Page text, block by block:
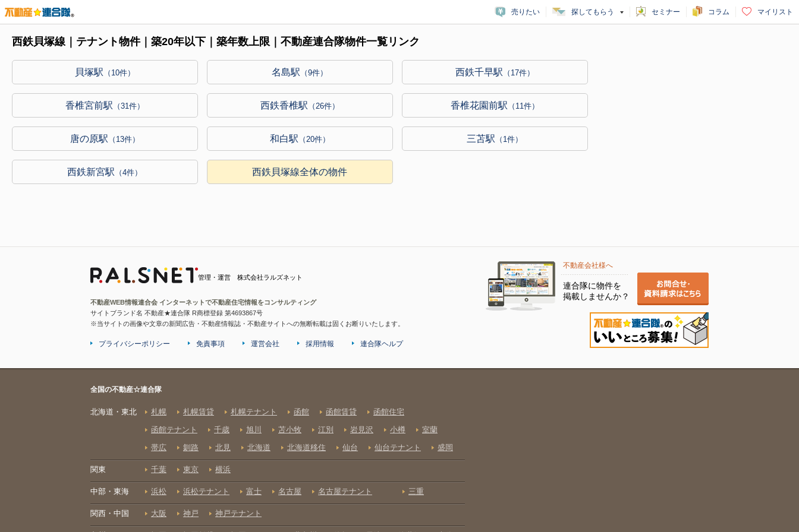
売りたい 探してもらう セミナー コラム マイリスト
西鉄貝塚線｜テナント物件｜築20年以下｜築年数上限｜不動産連合隊物件一覧リンク
貝塚駅 （10件） 名島駅 （9件） 西鉄千早駅 （17件）
香椎宮前駅 （31件） 西鉄香椎駅 （26件） 香椎花園前駅 （11件）
唐の原駅 （13件） 和白駅 （20件） 三苫駅 （1件）
西鉄新宮駅 （4件） 西鉄貝塚線全体の物件
管理・運営 株式会社ラルズネット
不動産WEB情報連合会 インターネットで不動産住宅情報をコンサルティング
サイトブランド名 不動産★連合隊 R商標登録 第4693867号
※当サイトの画像や文章の新聞広告・不動産情報誌・不動産サイトへの無断転載は固くお断りいたします。
不動産会社様へ
連合隊に物件を
掲載しませんか？
プライバシーポリシー 免責事項 運営会社 採用情報 連合隊ヘルプ